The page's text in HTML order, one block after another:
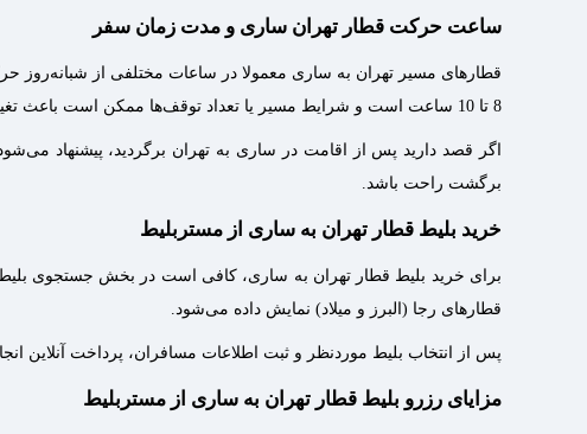
ساعت حرکت قطار تهران ساری و مدت زمان سفر
قطارهای مسیر تهران به ساری معمولا در ساعات مختلفی از شبانه‌روز
8 تا 10 ساعت است و شرایط مسیر یا تعداد توقف‌ها ممکن است باعث تغییر جزئی در زمان رسیدن شود.
اگر قصد دارید پس از اقامت در ساری به تهران برگردید، پیشنهاد
برگشت راحت باشد.
خرید بلیط قطار تهران به ساری از مستربلیط
برای خرید بلیط قطار تهران به ساری، کافی است در بخش جستجوی بلیط،
قطارهای رجا (البرز و میلاد) نمایش داده می‌شود.
پس از انتخاب بلیط موردنظر و ثبت اطلاعات مسافران، پرداخت آنلاین
مزایای رزرو بلیط قطار تهران به ساری از مستربلیط